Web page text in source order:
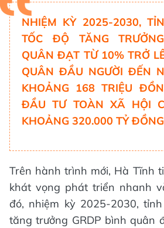
NHIỆM KỲ 2025-2030,
TỐC ĐỘ TĂNG
QUÂN ĐẠT TỪ 10% TRỞ
QUÂN ĐẦU NGƯỜI ĐẾN
KHOẢNG 168 TRIỆU
ĐẦU TƯ TOÀN XÃ HỘI
KHOẢNG 320.000 TỶ
Trên hành trình mới, Hà Tĩnh
khát vọng phát triển nhanh
đó, nhiệm kỳ 2025-2030,
tăng trưởng GRDP bình quân